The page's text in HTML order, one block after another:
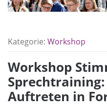
Kategorie: Workshop
Workshop
Auftreten in